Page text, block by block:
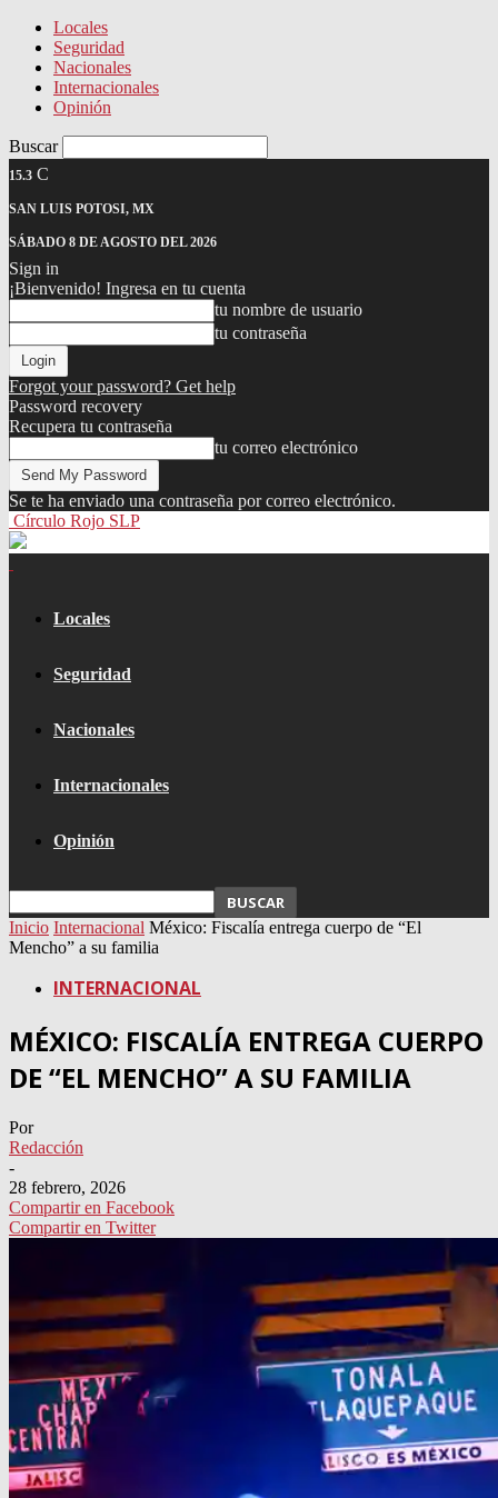
Locales
Seguridad
Nacionales
Internacionales
Opinión
Buscar
15.3 C
SAN LUIS POTOSI, MX
SÁBADO 8 DE AGOSTO DEL 2026
Sign in
¡Bienvenido! Ingresa en tu cuenta
tu nombre de usuario
tu contraseña
Forgot your password? Get help
Password recovery
Recupera tu contraseña
tu correo electrónico
Se te ha enviado una contraseña por correo electrónico.
Círculo Rojo SLP
Locales
Seguridad
Nacionales
Internacionales
Opinión
Inicio Internacional México: Fiscalía entrega cuerpo de “El
Mencho” a su familia
INTERNACIONAL
MÉXICO: FISCALÍA ENTREGA CUERPO
DE “EL MENCHO” A SU FAMILIA
Por
Redacción
-
28 febrero, 2026
Compartir en Facebook
Compartir en Twitter